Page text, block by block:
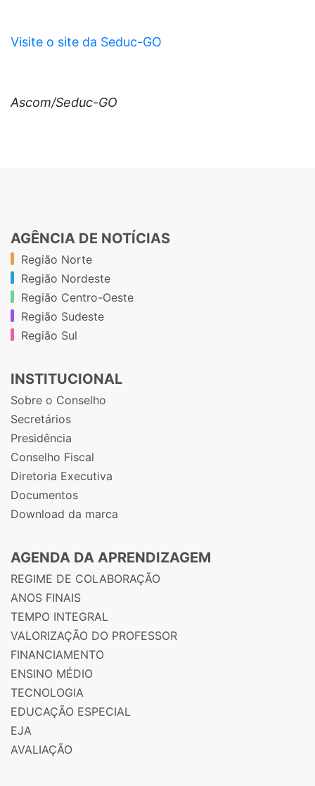
Visite o site da Seduc-GO
Ascom/Seduc-GO
AGÊNCIA DE NOTÍCIAS
Região Norte
Região Nordeste
Região Centro-Oeste
Região Sudeste
Região Sul
INSTITUCIONAL
Sobre o Conselho
Secretários
Presidência
Conselho Fiscal
Diretoria Executiva
Documentos
Download da marca
AGENDA DA APRENDIZAGEM
REGIME DE COLABORAÇÃO
ANOS FINAIS
TEMPO INTEGRAL
VALORIZAÇÃO DO PROFESSOR
FINANCIAMENTO
ENSINO MÉDIO
TECNOLOGIA
EDUCAÇÃO ESPECIAL
EJA
AVALIAÇÃO